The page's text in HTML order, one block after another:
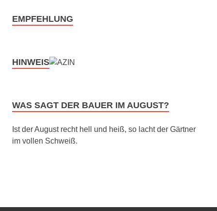
EMPFEHLUNG
HINWEIS
WAS SAGT DER BAUER IM AUGUST?
Ist der August recht hell und heiß, so lacht der Gärtner
im vollen Schweiß.